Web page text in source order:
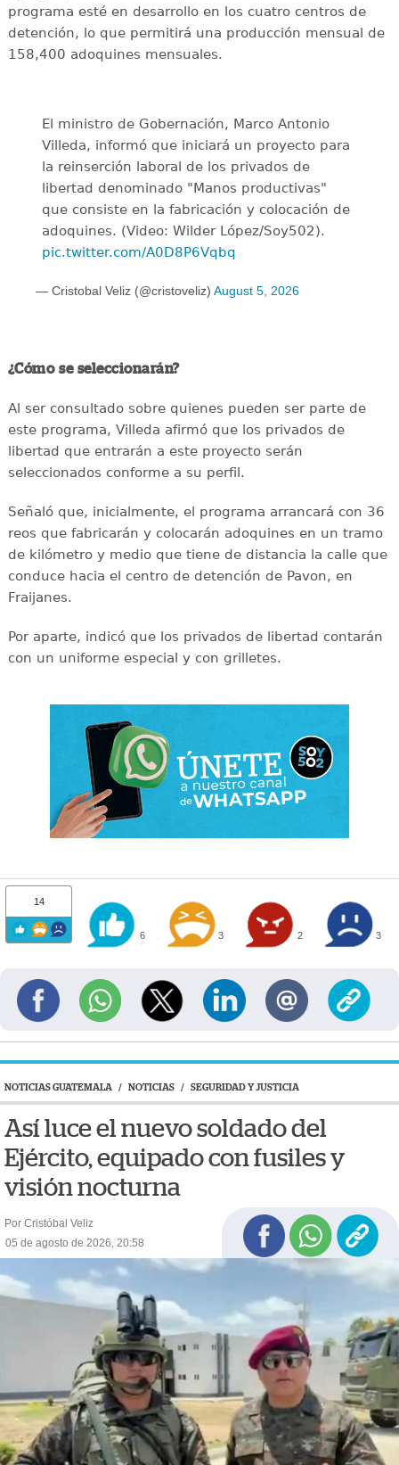
programa esté en desarrollo en los cuatro centros de
detención, lo que permitirá una producción mensual de
158,400 adoquines mensuales.
El ministro de Gobernación, Marco Antonio
Villeda, informó que iniciará un proyecto para
la reinserción laboral de los privados de
libertad denominado "Manos productivas"
que consiste en la fabricación y colocación de
adoquines. (Video: Wilder López/Soy502).
pic.twitter.com/A0D8P6Vqbq
— Cristobal Veliz (@cristoveliz) August 5, 2026
¿Cómo se seleccionarán?
Al ser consultado sobre quienes pueden ser parte de
este programa, Villeda afirmó que los privados de
libertad que entrarán a este proyecto serán
seleccionados conforme a su perfil.
Señaló que, inicialmente, el programa arrancará con 36
reos que fabricarán y colocarán adoquines en un tramo
de kilómetro y medio que tiene de distancia la calle que
conduce hacia el centro de detención de Pavon, en
Fraijanes.
Por aparte, indicó que los privados de libertad contarán
con un uniforme especial y con grilletes.
14
6 3 2 3
NOTICIAS GUATEMALA / NOTICIAS / SEGURIDAD Y JUSTICIA
Así luce el nuevo soldado del
Ejército, equipado con fusiles y
visión nocturna
Por Cristóbal Veliz
05 de agosto de 2026, 20:58